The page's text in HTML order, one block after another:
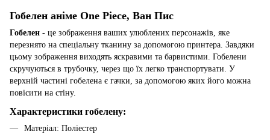
Гобелен аніме One Piece, Ван Пис
Гобелен - це зображення ваших улюблених персонажів, яке
перезнято на спеціальну тканину за допомогою принтера. Завдяки
цьому зображення виходять яскравими та барвистими. Гобелени
скручуються в трубочку, через що їх легко транспортувати. У
верхній частині гобелена є гачки, за допомогою яких його можна
повісити на стіну.
Характеристики гобелену:
Матеріал: Поліестер